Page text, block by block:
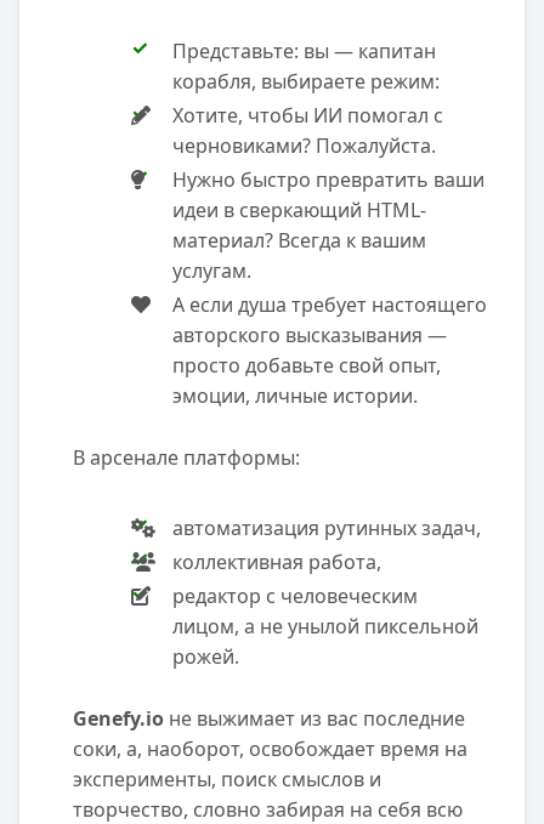
Представьте: вы — капитан
корабля, выбираете режим:
Хотите, чтобы ИИ помогал с
черновиками? Пожалуйста.
Нужно быстро превратить ваши
идеи в сверкающий HTML-
материал? Всегда к вашим
услугам.
А если душа требует настоящего
авторского высказывания —
просто добавьте свой опыт,
эмоции, личные истории.
В арсенале платформы:
автоматизация рутинных задач,
коллективная работа,
редактор с человеческим
лицом, а не унылой пиксельной
рожей.
Genefy.io не выжимает из вас последние
соки, а, наоборот, освобождает время на
эксперименты, поиск смыслов и
творчество, словно забирая на себя всю